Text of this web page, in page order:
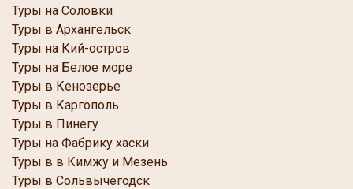
Туры на Соловки
Туры в Архангельск
Туры на Кий-остров
Туры на Белое море
Туры в Кенозерье
Туры в Каргополь
Туры в Пинегу
Туры на Фабрику хаски
Туры в в Кимжу и Мезень
Туры в Сольвычегодск